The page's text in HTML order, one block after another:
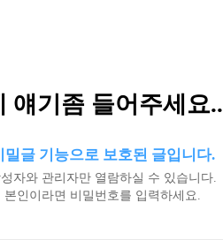
얘기좀 들어주세요..
밀글 기능으로 보호된 글입니다.
자와 관리자만 열람하실 수 있습니다.
본인이라면 비밀번호를 입력하세요.